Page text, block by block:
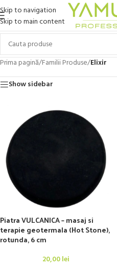
Skip to navigation
Skip to main content
Prima pagină/Familii Produse/Elixir
Show sidebar
Piatra VULCANICA – masaj si
terapie geotermala (Hot Stone),
rotunda, 6 cm
20,00lei